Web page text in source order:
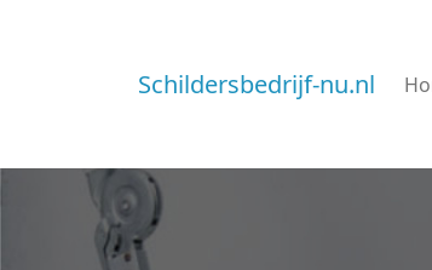
Schildersbedrijf-nu.nl